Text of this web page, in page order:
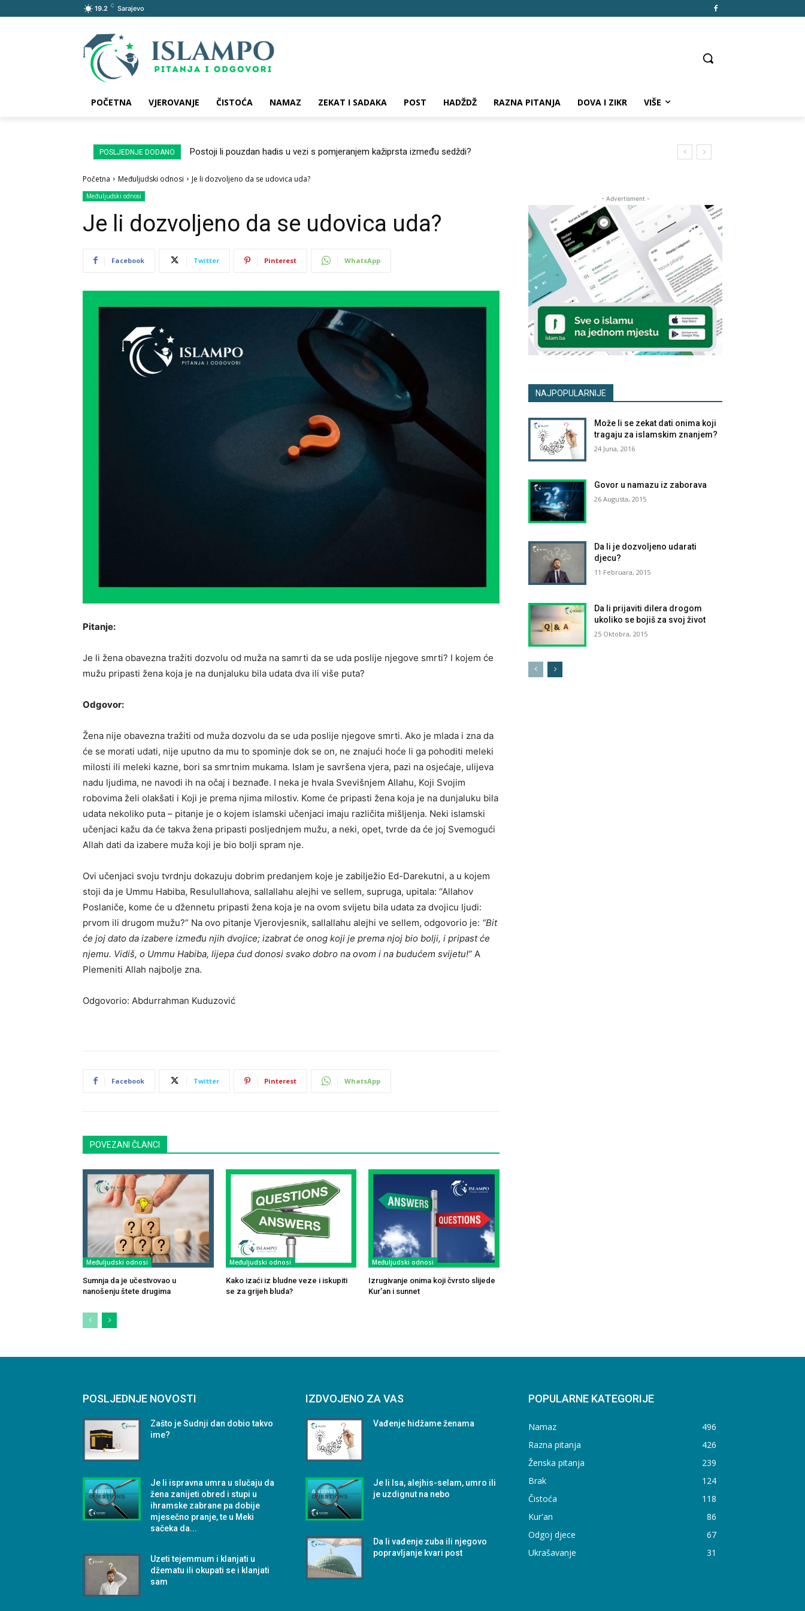
19.2 C Sarajevo
POČETNA VJEROVANJE ČISTOĆA NAMAZ ZEKAT I SADAKA POST HADŽDŽ RAZNA PITANJA DOVA I ZIKR VIŠE
POSLJEDNJE DODANO Postoji li pouzdan hadis u vezi s pomjeranjem kažiprsta između sedždi?
Početna Međuljudski odnosi Je li dozvoljeno da se udovica uda?
Međuljudski odnosi
Je li dozvoljeno da se udovica uda?
Facebook Twitter Pinterest WhatsApp
Pitanje:
Je li žena obavezna tražiti dozvolu od muža na samrti da se uda poslije njegove smrti? I kojem će
mužu pripasti žena koja je na dunjaluku bila udata dva ili više puta?
Odgovor:
Žena nije obavezna tražiti od muža dozvolu da se uda poslije njegove smrti. Ako je mlada i zna da
će se morati udati, nije uputno da mu to spominje dok se on, ne znajući hoće li ga pohoditi meleki
milosti ili meleki kazne, bori sa smrtnim mukama. Islam je savršena vjera, pazi na osjećaje, ulijeva
nadu ljudima, ne navodi ih na očaj i beznađe. I neka je hvala Svevišnjem Allahu, Koji Svojim
robovima želi olakšati i Koji je prema njima milostiv. Kome će pripasti žena koja je na dunjaluku bila
udata nekoliko puta – pitanje je o kojem islamski učenjaci imaju različita mišljenja. Neki islamski
učenjaci kažu da će takva žena pripasti posljednjem mužu, a neki, opet, tvrde da će joj Svemogući
Allah dati da izabere muža koji je bio bolji spram nje.
Ovi učenjaci svoju tvrdnju dokazuju dobrim predanjem koje je zabilježio Ed-Darekutni, a u kojem
stoji da je Ummu Habiba, Resulullahova, sallallahu alejhi ve sellem, supruga, upitala: “Allahov
Poslaniče, kome će u džennetu pripasti žena koja je na ovom svijetu bila udata za dvojicu ljudi:
prvom ili drugom mužu?” Na ovo pitanje Vjerovjesnik, sallallahu alejhi ve sellem, odgovorio je: “Bit
će joj dato da izabere između njih dvojice; izabrat će onog koji je prema njoj bio bolji, i pripast će
njemu. Vidiš, o Ummu Habiba, lijepa ćud donosi svako dobro na ovom i na budućem svijetu!” A
Plemeniti Allah najbolje zna.
Odgovorio: Abdurrahman Kuduzović
Facebook Twitter Pinterest WhatsApp
POVEZANI ČLANCI
Međuljudski odnosi
Sumnja da je učestvovao u
nanošenju štete drugima
Međuljudski odnosi
Kako izaći iz bludne veze i iskupiti
se za grijeh bluda?
Međuljudski odnosi
Izrugivanje onima koji čvrsto slijede
Kur’an i sunnet
- Advertisment -
NAJPOPULARNIJE
Može li se zekat dati onima koji
tragaju za islamskim znanjem?
24 Juna, 2016
Govor u namazu iz zaborava
26 Augusta, 2015
Da li je dozvoljeno udarati
djecu?
11 Februara, 2015
Da li prijaviti dilera drogom
ukoliko se bojiš za svoj život
25 Oktobra, 2015
POSLJEDNJE NOVOSTI
Zašto je Sudnji dan dobio takvo
ime?
Je li ispravna umra u slučaju da
žena zanijeti obred i stupi u
ihramske zabrane pa dobije
mjesečno pranje, te u Meki
sačeka da...
Uzeti tejemmum i klanjati u
džematu ili okupati se i klanjati
sam
IZDVOJENO ZA VAS
Vađenje hidžame ženama
Je li Isa, alejhis-selam, umro ili
je uzdignut na nebo
Da li vađenje zuba ili njegovo
popravljanje kvari post
POPULARNE KATEGORIJE
Namaz
496
Razna pitanja
426
Ženska pitanja
239
Brak
124
Čistoća
118
Kur'an
86
Odgoj djece
67
Ukrašavanje
31